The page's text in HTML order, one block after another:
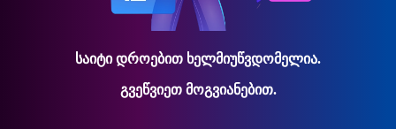
საიტი დროებით ხელმიუწვდომელია.
გვეწვიეთ მოგვიანებით.